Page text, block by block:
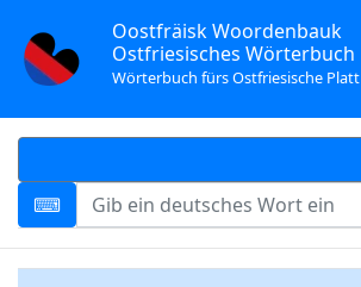
Oostfräisk Woordenbauk
Ostfriesisches Wörterbuch
Wörterbuch fürs Ostfriesische Platt